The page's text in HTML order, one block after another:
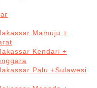
Mamuju +
Kendari +
Palu +Sulawesi